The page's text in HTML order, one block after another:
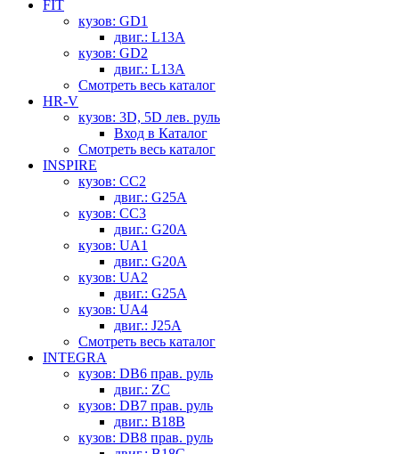
FIT
кузов: GD1
двиг.: L13A
кузов: GD2
двиг.: L13A
Смотреть весь каталог
HR-V
кузов: 3D, 5D лев. руль
Вход в Каталог
Смотреть весь каталог
INSPIRE
кузов: CC2
двиг.: G25A
кузов: CC3
двиг.: G20A
кузов: UA1
двиг.: G20A
кузов: UA2
двиг.: G25A
кузов: UA4
двиг.: J25A
Смотреть весь каталог
INTEGRA
кузов: DB6 прав. руль
двиг.: ZC
кузов: DB7 прав. руль
двиг.: B18B
кузов: DB8 прав. руль